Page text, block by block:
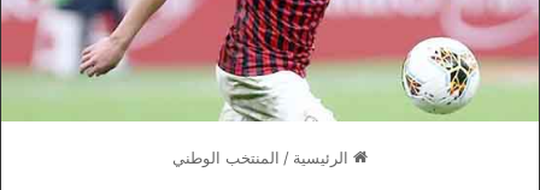
الرئيسية / المنتخب الوطني